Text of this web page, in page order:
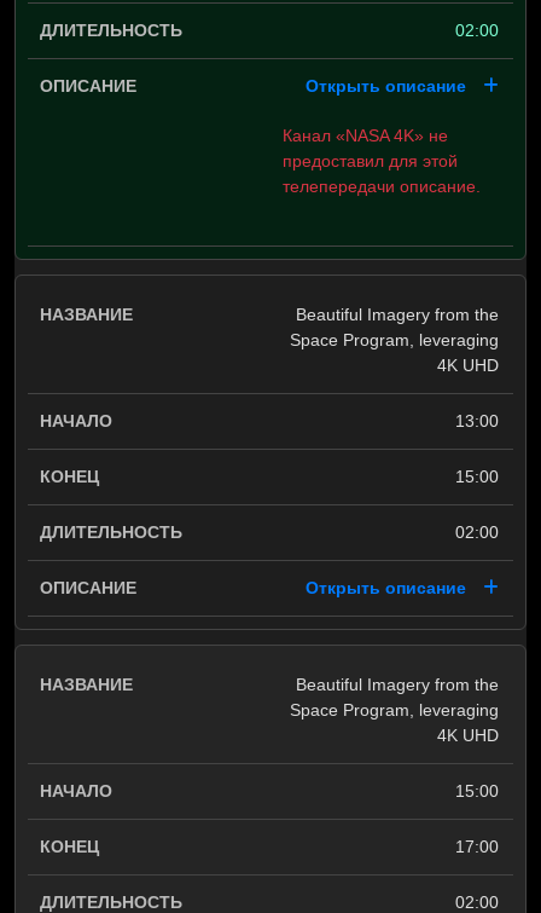
02:00
Открыть описание
Канал «NASA 4K» не
предоставил для этой
телепередачи описание.
Beautiful Imagery from the
Space Program, leveraging
4K UHD
13:00
15:00
02:00
Открыть описание
Beautiful Imagery from the
Space Program, leveraging
4K UHD
15:00
17:00
02:00